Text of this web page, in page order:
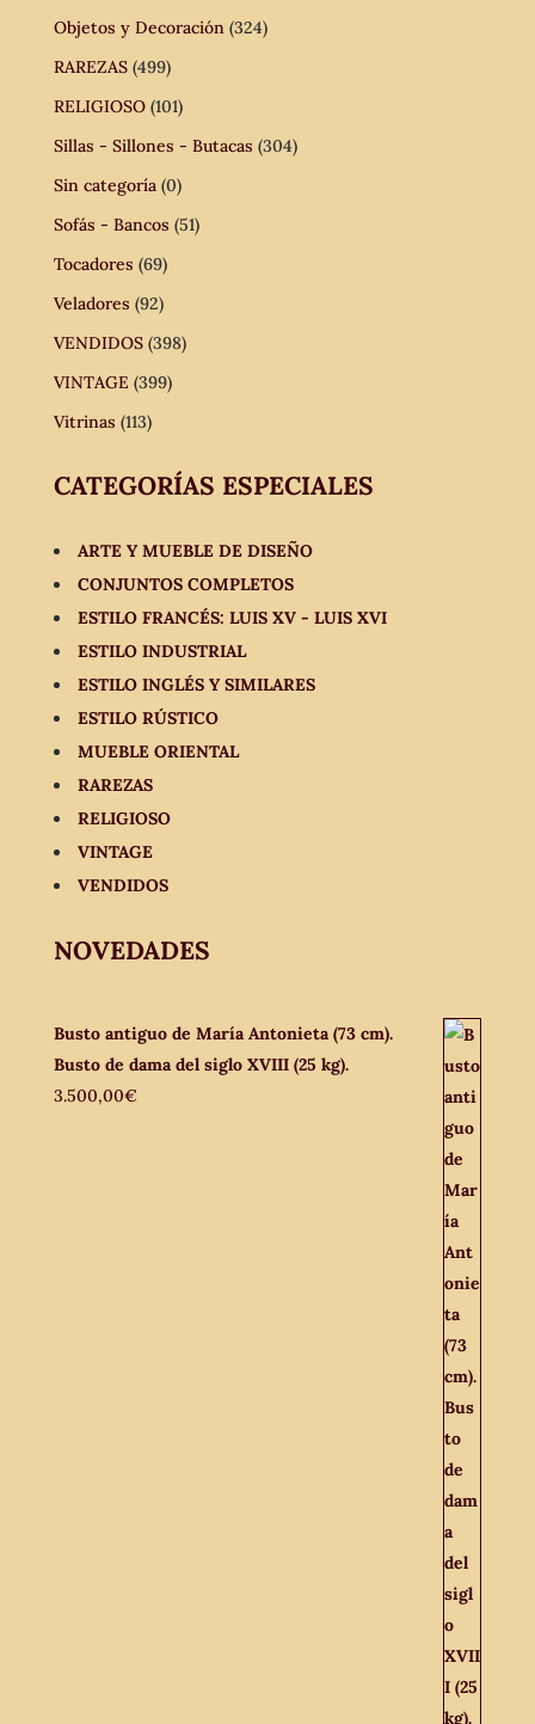
Objetos y Decoración (324)
RAREZAS (499)
RELIGIOSO (101)
Sillas - Sillones - Butacas (304)
Sin categoría (0)
Sofás - Bancos (51)
Tocadores (69)
Veladores (92)
VENDIDOS (398)
VINTAGE (399)
Vitrinas (113)
CATEGORÍAS ESPECIALES
ARTE Y MUEBLE DE DISEÑO
CONJUNTOS COMPLETOS
ESTILO FRANCÉS: LUIS XV - LUIS XVI
ESTILO INDUSTRIAL
ESTILO INGLÉS Y SIMILARES
ESTILO RÚSTICO
MUEBLE ORIENTAL
RAREZAS
RELIGIOSO
VINTAGE
VENDIDOS
NOVEDADES
Busto antiguo de María Antonieta (73 cm).
Busto de dama del siglo XVIII (25 kg).
3.500,00€